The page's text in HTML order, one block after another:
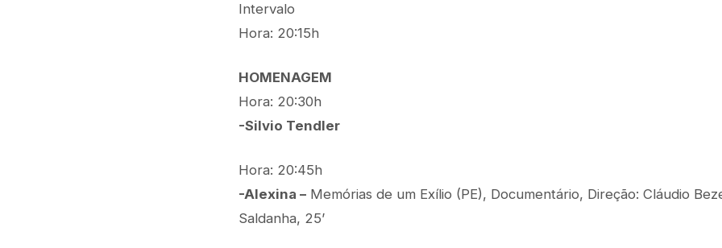
Intervalo
Hora: 20:15h
HOMENAGEM
Hora: 20:30h
-Silvio Tendler
Hora: 20:45h
-Alexina – Memórias de um Exílio (PE), Documentário, Direção: Cláudio
Saldanha, 25’